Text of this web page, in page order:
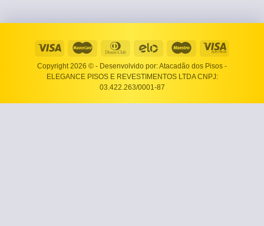
Copyright 2026 © - Desenvolvido por: Atacadão dos Pisos -
ELEGANCE PISOS E REVESTIMENTOS LTDA CNPJ:
03.422.263/0001-87